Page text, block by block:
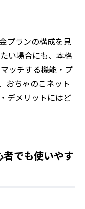
プランの構成を見
い場合にも、本格
ッチする機能・プ
おちゃのこネット
デメリットにはど
者でも使いやす